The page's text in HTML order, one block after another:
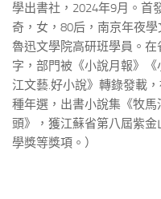
學出書社，2024年9月。首
奇，女，80后，南京年夜
魯迅文學院高研班學員。
字，部門被《小說月報》
江文藝.好小說》轉錄發載
種年選，出書小說集《牧
頭》，獲江蘇省第八屆紫
學獎等獎項。）